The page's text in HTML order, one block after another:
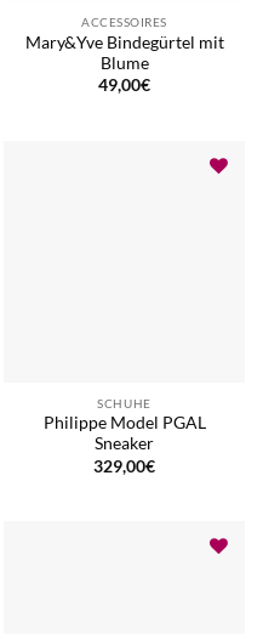
ACCESSOIRES
Mary&Yve Bindegürtel mit
Blume
49,00€
SCHUHE
Philippe Model PGAL
Sneaker
329,00€